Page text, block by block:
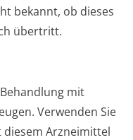
bekannt, ob dieses
übertritt.
mit
Verwenden Sie
Arzneimittel